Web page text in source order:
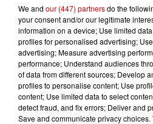
Alouette
Le Duel -
en jet ski !
We and our (447) partnersdo the
your consent and/or our legitimate
information on a device; Use limited
profiles for personalised advertising;
advertising; Measure advertising
performance; Understand audiences
of data from different sources; Develop
profiles to personalise content; Use
content; Use limited data to select
detect fraud, and fix errors; Deliver and
Save and communicate privacy